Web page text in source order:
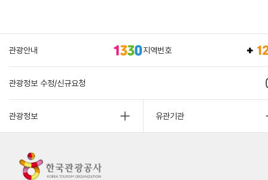
관광안내 지역번호
관광정보 수정/신규요청
관광정보 유관기관